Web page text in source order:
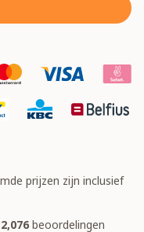
prijzen zijn inclusief
beoordelingen